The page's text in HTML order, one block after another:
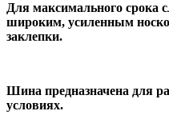
Для максимального
широким, усиленным
заклепки.
Шина предназначена для
условиях.